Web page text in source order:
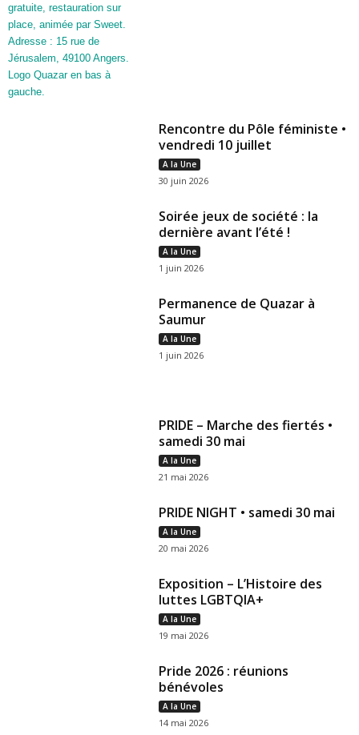
Rencontre du Pôle féministe •
vendredi 10 juillet
A la Une
30 juin 2026
Soirée jeux de société : la
dernière avant l’été !
A la Une
1 juin 2026
Permanence de Quazar à
Saumur
A la Une
1 juin 2026
PRIDE – Marche des fiertés •
samedi 30 mai
A la Une
21 mai 2026
PRIDE NIGHT • samedi 30 mai
A la Une
20 mai 2026
Exposition – L’Histoire des
luttes LGBTQIA+
A la Une
19 mai 2026
Pride 2026 : réunions
bénévoles
A la Une
14 mai 2026